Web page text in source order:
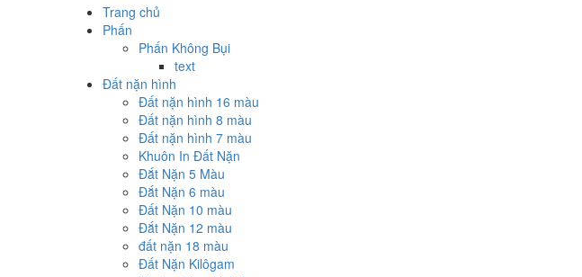
Trang chủ
Phấn
Phấn Không Bụi
text
Đất nặn hình
Đất nặn hình 16 màu
Đất nặn hình 8 màu
Đất nặn hình 7 màu
Khuôn In Đất Nặn
Đắt Nặn 5 Màu
Đắt Nặn 6 màu
Đất Nặn 10 màu
Đắt Nặn 12 màu
đất nặn 18 màu
Đất Nặn Kilôgam